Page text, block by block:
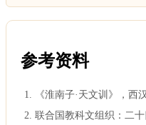
参考资料
《淮南子·天文训》，西
联合国教科文组织：二